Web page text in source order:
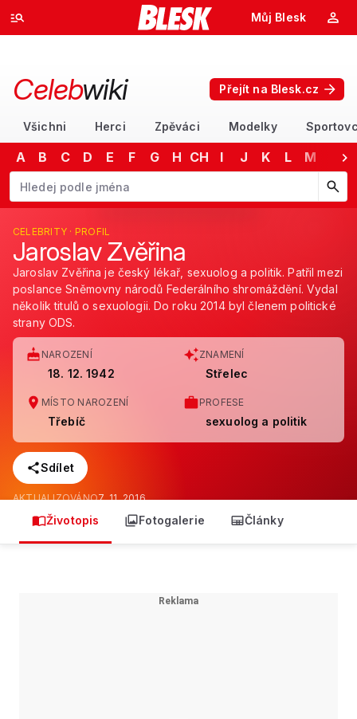
Můj Blesk
Celebwiki Přejít na Blesk.cz
Všichni Herci Zpěváci Modelky
A B C D E F G H CH I J K L M
Začněte psát jméno. Šipkami dolů a nahoru procházejte návrhy,
CELEBRITY · PROFIL
Jaroslav Zvěřina
Jaroslav Zvěřina je český lékař, sexuolog a politik. Patřil mezi
poslance Sněmovny národů Federálního shromáždění. Vydal
několik titulů o sexuologii. Do roku 2014 byl členem politické
strany ODS.
NAROZENÍ
18. 12. 1942
ZNAMENÍ
Střelec
MÍSTO NAROZENÍ
Třebíč
PROFESE
sexuolog a politik
Sdílet
AKTUALIZOVÁNO7. 11. 2016
Životopis Fotogalerie Články